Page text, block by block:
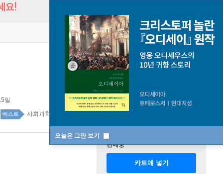
오늘은 그만 보기
요!
일
베스트 사회과학 계열 92위
판매중
카트에 넣기